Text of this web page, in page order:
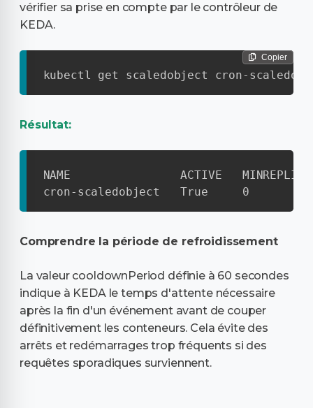
vérifier sa prise en compte par le contrôleur de
KEDA.
Copier
kubectl get scaledobject cron-
Résultat:
NAME                ACTIVE   MINREPLICAS
cron-scaledobject   True     0
Comprendre la période de refroidissement
La valeur cooldownPeriod définie à 60 secondes
indique à KEDA le temps d'attente nécessaire
après la fin d'un événement avant de couper
définitivement les conteneurs. Cela évite des
arrêts et redémarrages trop fréquents si des
requêtes sporadiques surviennent.